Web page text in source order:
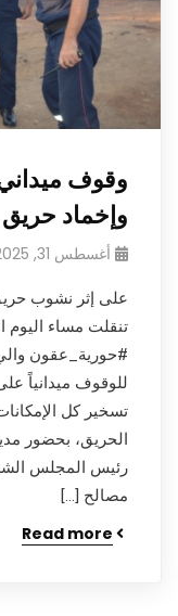
وقوف
وإخماد
أغسطس 31, 2025
على إثر نشوب
#حورية_عقون والي
للوقوف ميدانياً
تسخير كل
الحريق، بحضور
رئيس المجلس
مصالح […]
Read more